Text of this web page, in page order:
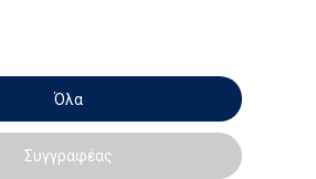
Όλα
Συγγραφέας